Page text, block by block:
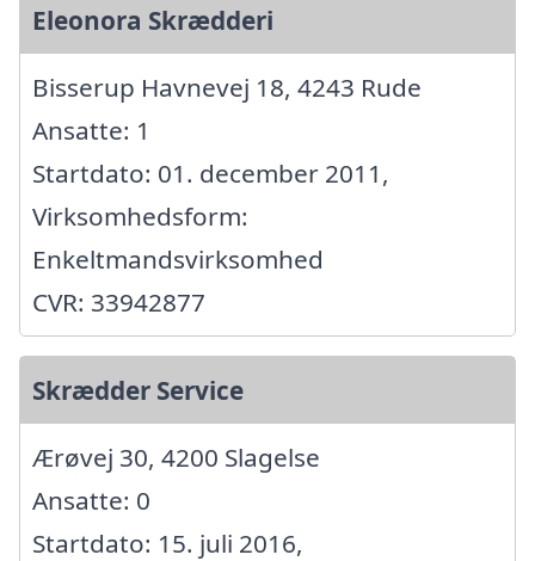
Eleonora Skrædderi
Bisserup Havnevej 18, 4243 Rude
Ansatte: 1
Startdato: 01. december 2011,
Virksomhedsform:
Enkeltmandsvirksomhed
CVR: 33942877
Skrædder Service
Ærøvej 30, 4200 Slagelse
Ansatte: 0
Startdato: 15. juli 2016,